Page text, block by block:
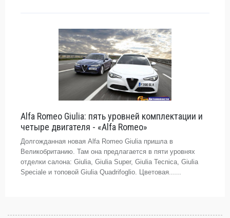
Alfa Romeo Giulia: пять уровней комплектации и
четыре двигателя - «Alfa Romeo»
Долгожданная новая Alfa Romeo Giulia пришла в
Великобританию. Там она предлагается в пяти уровнях
отделки салона: Giulia, Giulia Super, Giulia Tecnica, Giulia
Speciale и топовой Giulia Quadrifoglio. Цветовая......